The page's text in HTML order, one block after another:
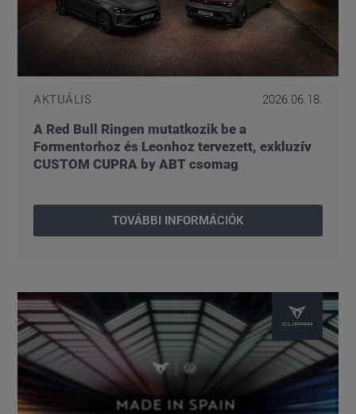
AKTUÁLIS 2026.06.18.
A Red Bull Ringen mutatkozik be a
Formentorhoz és Leonhoz tervezett, exkluzív
CUSTOM CUPRA by ABT csomag
TOVÁBBI INFORMÁCIÓK